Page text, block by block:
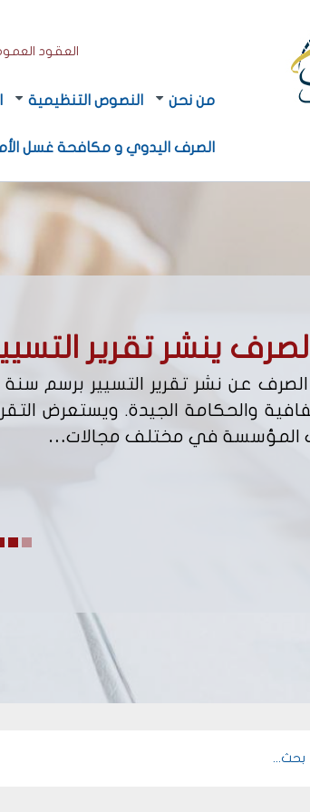
العقود
Navigation
Navigation
من نحن النصوص التنظيمية
الصرف اليدوي و مكافحة غسل
ينشر تقرير التسيير
والحكامة الجيدة. ويستعرض
المؤسسة في مختلف مجالات…